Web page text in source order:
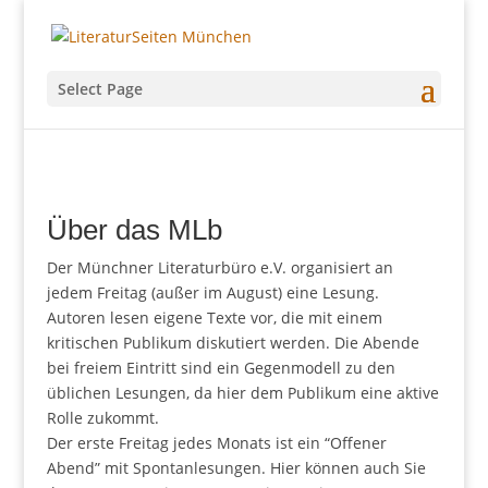
Select Page
Über das MLb
Der Münchner Literaturbüro e.V. organisiert an
jedem Freitag (außer im August) eine Lesung.
Autoren lesen eigene Texte vor, die mit einem
kritischen Publikum diskutiert werden. Die Abende
bei freiem Eintritt sind ein Gegenmodell zu den
üblichen Lesungen, da hier dem Publikum eine aktive
Rolle zukommt.
Der erste Freitag jedes Monats ist ein “Offener
Abend” mit Spontanlesungen. Hier können auch Sie